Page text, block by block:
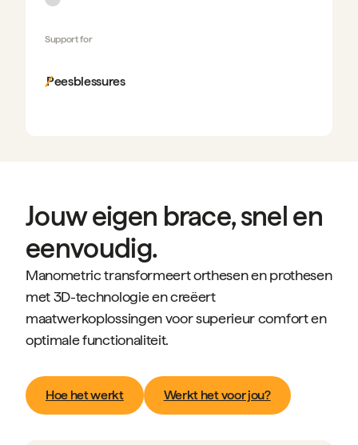
Support for
Peesblessures
Jouw eigen brace, snel en
eenvoudig.
Manometric transformeert orthesen en prothesen
met 3D-technologie en creëert
maatwerkoplossingen voor superieur comfort en
optimale functionaliteit.
Hoe het werkt Werkt het voor jou?